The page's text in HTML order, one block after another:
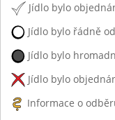
Jídlo bylo
Jídlo bylo řádně
Jídlo bylo
Jídlo bylo
Informace o